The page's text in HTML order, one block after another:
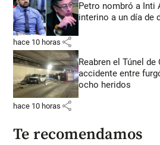
Petro nombró a Inti
interino a un día de
hace 10 horas share
Reabren el Túnel
accidente entre
ocho heridos
hace 10 horas share
Te recomendamos